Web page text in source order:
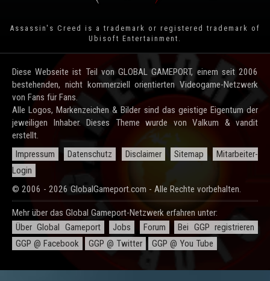
Assassin's Creed is a trademark or registered trademark of
Ubisoft Entertainment
Diese Webseite ist Teil von GLOBAL GAMEPORT, einem seit 2006
bestehenden, nicht kommerziell orientierten Videogame-Netzwerk
von Fans für Fans.
Alle Logos, Markenzeichen & Bilder sind das geistige Eigentum der
jeweiligen Inhaber. Dieses Theme wurde von Valkum & vandit
erstellt.
Impressum
Datenschutz Disclaimer Sitemap
Mitarbeiter-
Login
© 2006 - 2026 GlobalGameport.com - Alle Rechte vorbehalten.
Mehr über das Global Gameport-Netzwerk erfahren unter:
Über Global Gameport
Jobs Forum
Bei GGP registrieren
GGP @ Facebook
GGP @ Twitter GGP @ You Tube